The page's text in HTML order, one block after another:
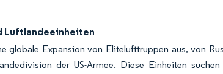
Luftlandeeinheiten
globale Expansion von Elitelufttruppen aus, von
der US-Armee. Diese Einheiten